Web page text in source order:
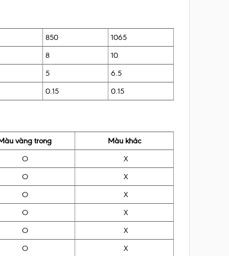
850
1065
8
10
5
6.5
0.15
0.15
vàng trong
Màu khác
O
X
O
X
O
X
O
X
O
X
O
X